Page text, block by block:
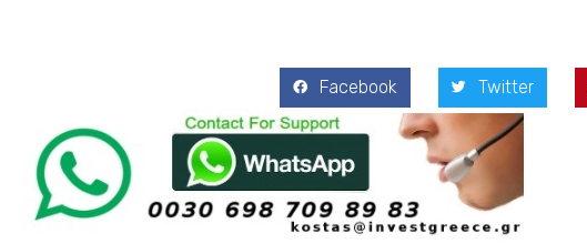
Facebook Twitter